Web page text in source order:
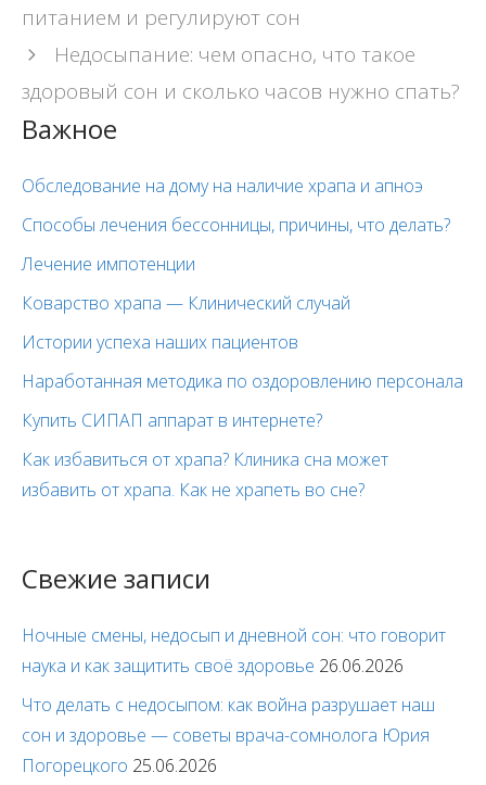
записи
питанием и регулируют сон
Недосыпание: чем опасно, что такое
здоровый сон и сколько часов нужно спать?
Важное
Обследование на дому на наличие храпа и апноэ
Способы лечения бессонницы, причины, что делать?
Лечение импотенции
Коварство храпа — Клинический случай
Истории успеха наших пациентов
Наработанная методика по оздоровлению персонала
Купить СИПАП аппарат в интернете?
Как избавиться от храпа? Клиника сна может
избавить от храпа. Как не храпеть во сне?
Свежие записи
Ночные смены, недосып и дневной сон: что говорит
наука и как защитить своё здоровье 26.06.2026
Что делать с недосыпом: как война разрушает наш
сон и здоровье — советы врача-сомнолога Юрия
Погорецкого 25.06.2026